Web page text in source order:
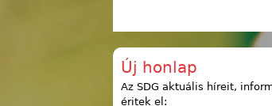
Új honlap
Az SDG aktuális híreit,
éritek el: